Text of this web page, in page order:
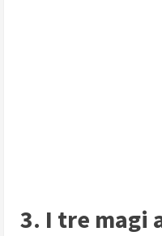
3. I tre magi